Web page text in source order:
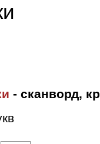
- сканворд,